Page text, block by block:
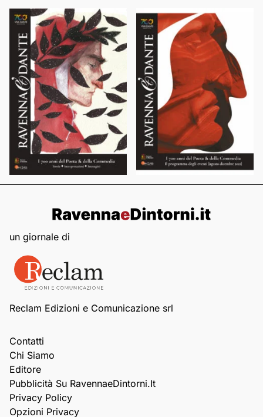
un giornale di
Reclam Edizioni e Comunicazione srl
Contatti
Chi Siamo
Editore
Pubblicità Su RavennaeDintorni.it
Privacy Policy
Opzioni Privacy